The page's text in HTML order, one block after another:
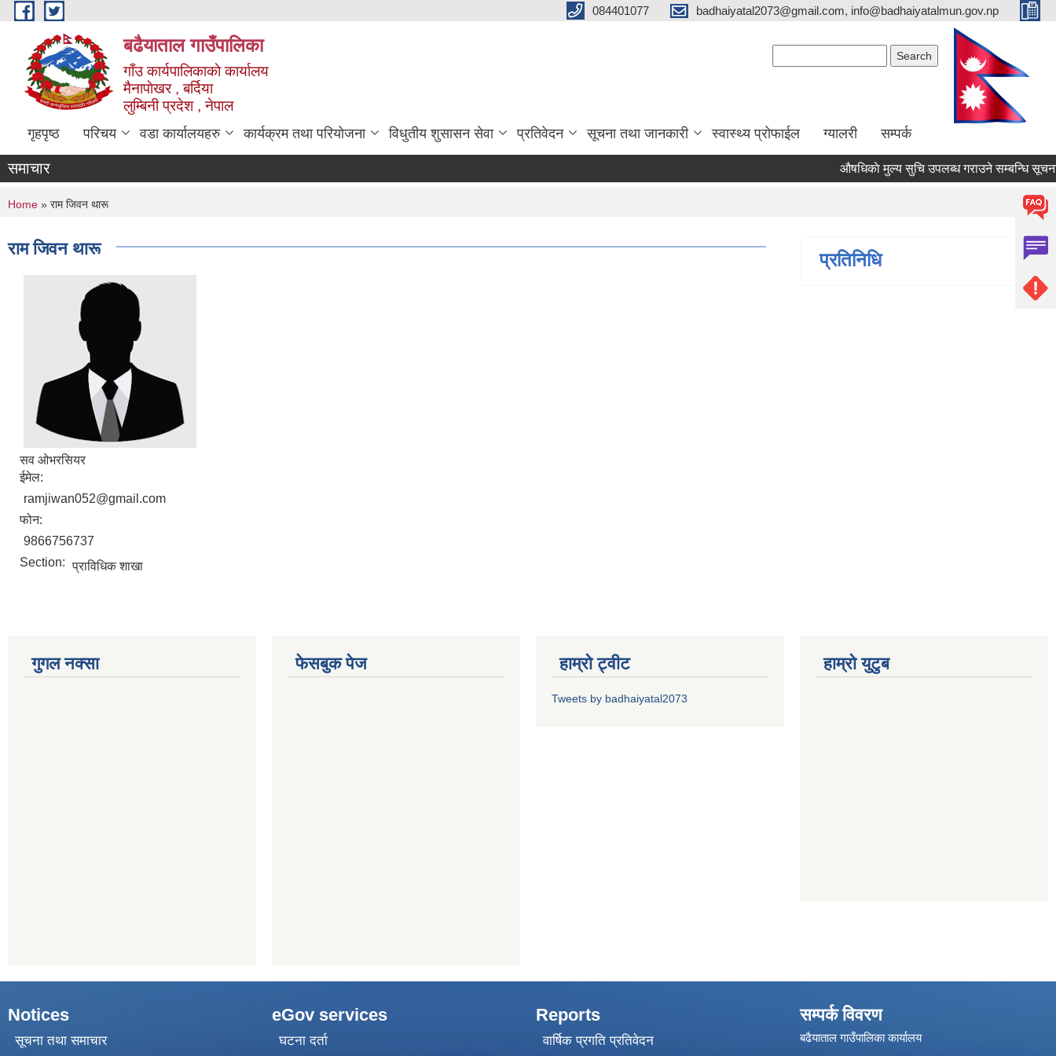
Skip to main content 084401077 badhaiyatal2073@gmail.com, info@badhaiyatalmun.gov.np
बढैयाताल गाउँपालिका
गाँउ कार्यपालिकाकाे कार्यालय
मैनापाेखर , बर्दिया
लुम्बिनी प्रदेश , नेपाल
गृहपृष्ठ परिचय वडा कार्यालयहरु कार्यक्रम तथा परियोजना विधुतीय शुसासन सेवा प्रतिवेदन सूचना तथा जानकारी स्वास्थ्य प्रोफाईल ग्यालरी सम्पर्क
समाचार औषधिकाे मुल्य सुचि उपलब्ध गराउने सम्बन्धि सूचना
You are here
Home » राम जिवन थारू
राम जिवन थारू
सव ओभरसियर
ईमेल:
ramjiwan052@gmail.com
फोन:
9866756737
Section: प्राविधिक शाखा
प्रतिनिधि
गुगल नक्सा फेसबुक पेज हाम्रो ट्वीट
Tweets by badhaiyatal2073
हाम्रो युटुब
Notices
सूचना तथा समाचार
eGov services
घटना दर्ता
Reports
वार्षिक प्रगति प्रतिवेदन
सम्पर्क विवरण
बढैयाताल गाउँपालिका कार्यालय